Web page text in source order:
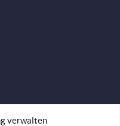
verwalten